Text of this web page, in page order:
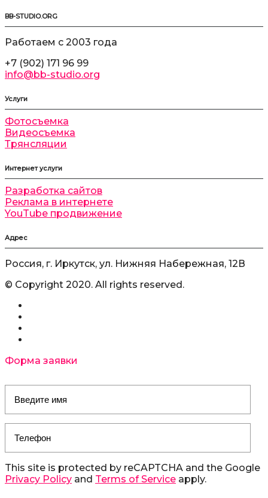
BB-STUDIO.ORG
Работаем с 2003 года
+7 (902) 171 96 99
info@bb-studio.org
Услуги
Фотосъемка
Видеосъемка
Трянсляции
Интернет услуги
Разработка сайтов
Реклама в интернете
YouTube продвижение
Адрес
Россия, г. Иркутск, ул. Нижняя Набережная, 12В
© Copyright 2020. All rights reserved.
Форма заявки
This site is protected by reCAPTCHA and the Google
Privacy Policy and Terms of Service apply.